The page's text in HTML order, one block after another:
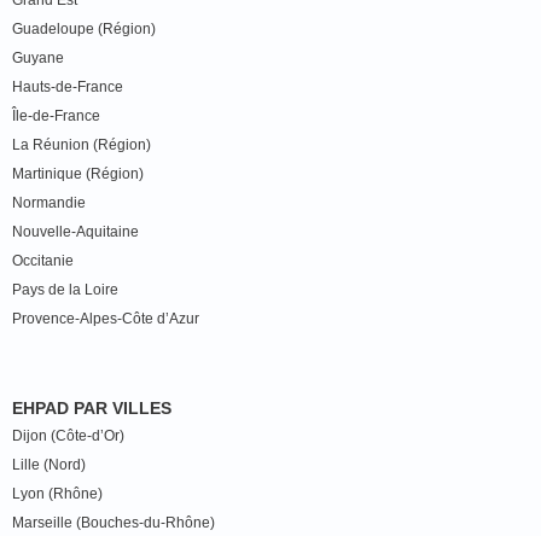
Guadeloupe (Région)
Guyane
Hauts-de-France
Île-de-France
La Réunion (Région)
Martinique (Région)
Normandie
Nouvelle-Aquitaine
Occitanie
Pays de la Loire
Provence-Alpes-Côte d’Azur
EHPAD PAR VILLES
Dijon (Côte-d’Or)
Lille (Nord)
Lyon (Rhône)
Marseille (Bouches-du-Rhône)